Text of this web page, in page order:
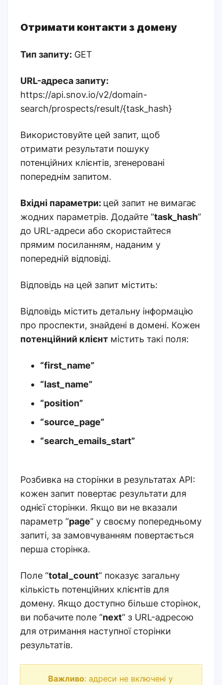
Отримати контакти з домену
Тип запиту: GET
URL-адреса запиту:
https://api.snov.io/v2/domain-
search/prospects/result/{task_hash}
Використовуйте цей запит, щоб
отримати результати пошуку
потенційних клієнтів, згенеровані
попереднім запитом.
Вхідні параметри: цей запит не вимагає
жодних параметрів. Додайте “task_hash”
до URL-адреси або скористайтеся
прямим посиланням, наданим у
попередній відповіді.
Відповідь на цей запит містить:
Відповідь містить детальну інформацію
про проспекти, знайдені в домені. Кожен
потенційний клієнт містить такі поля:
“first_name”
“last_name”
“position”
“source_page”
“search_emails_start”
Розбивка на сторінки в результатах API:
кожен запит повертає результати для
однієї сторінки. Якщо ви не вказали
параметр “page” у своєму попередньому
запиті, за замовчуванням повертається
перша сторінка.
Поле “total_count” показує загальну
кількість потенційних клієнтів для
домену. Якщо доступно більше сторінок,
ви побачите поле “next” з URL-адресою
для отримання наступної сторінки
результатів.
Важливо: адреси не включені у